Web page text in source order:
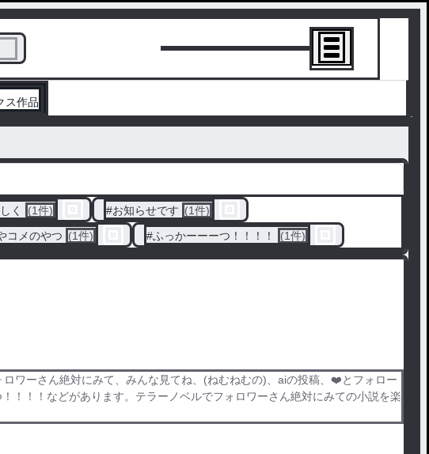
ス作品
く (1件) #お知らせです (1件)
コメのやつ (1件) #ふっかーーーつ！！！！ (1件)
ワーさん絶対にみて、みんな見てね、(ねむねむの)、aiの投稿、❤️とフォロー
！！！などがあります。テラーノベルでフォロワーさん絶対にみての小説を楽